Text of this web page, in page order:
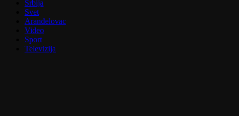
Srbija
Svet
Aranđelovac
Video
Sport
Televizija